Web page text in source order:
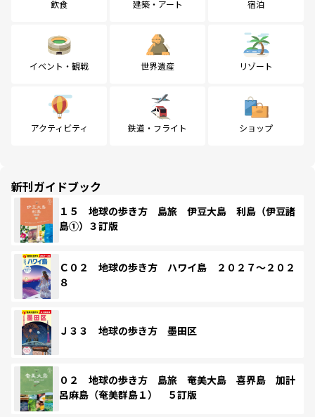
飲食 建築・アート 宿泊
イベント・観戦 世界遺産 リゾート
アクティビティ 鉄道・フライト ショップ
新刊ガイドブック
１５ 地球の歩き方 島旅 伊豆大島 利島（伊豆諸
島①）３訂版
Ｃ０２ 地球の歩き方 ハワイ島 ２０２７～２０２
８
Ｊ３３ 地球の歩き方 墨田区
０２ 地球の歩き方 島旅 奄美大島 喜界島 加計
呂麻島（奄美群島１） ５訂版